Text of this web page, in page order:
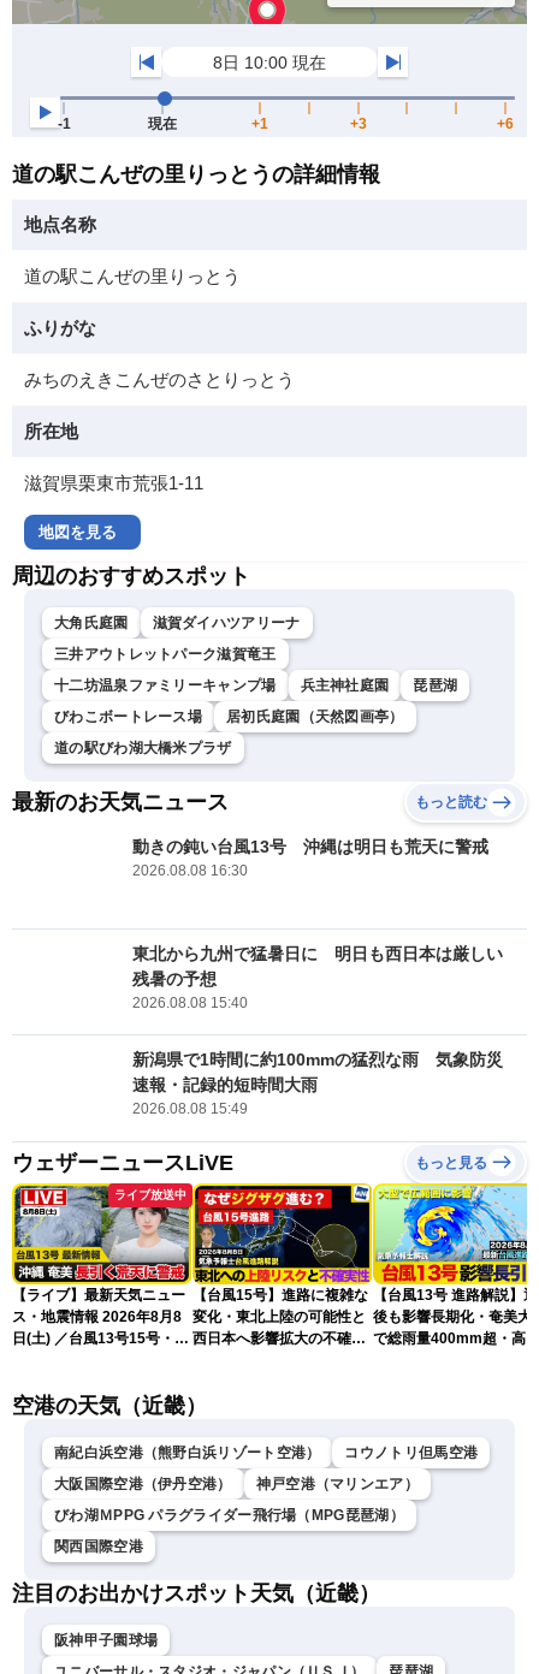
道の駅こんぜの里りっとうの詳細情報
地点名称
道の駅こんぜの里りっとう
ふりがな
みちのえきこんぜのさとりっとう
所在地
滋賀県栗東市荒張1-11
地図を見る
周辺のおすすめスポット
大角氏庭園
滋賀ダイハツアリーナ
三井アウトレットパーク滋賀竜王
十二坊温泉ファミリーキャンプ場
兵主神社庭園
琵琶湖
びわこボートレース場
居初氏庭園（天然図画亭）
道の駅びわ湖大橋米プラザ
最新のお天気ニュース もっと読む
動きの鈍い台風13号 沖縄は明日も荒天に警戒
2026.08.08 16:30
東北から九州で猛暑日に 明日も西日本は厳しい
残暑の予想
2026.08.08 15:40
新潟県で1時間に約100mmの猛烈な雨 気象防災
速報・記録的短時間大雨
2026.08.08 15:49
ウェザーニュースLiVE もっと見る
ライブ放送中
【ライブ】最新天気ニュー
ス・地震情報 2026年8月8
日(土) ／台風13号15号・ゲ
ニュースLiVEイブニング・
【台風15号】進路に複雑な
変化・東北上陸の可能性と
西日本へ影響拡大の不確実
【台風13号 進路解説】
後も影響長期化・奄美大
で総雨量400mm超・高波
空港の天気（近畿）
南紀白浜空港（熊野白浜リゾート空港）
コウノトリ但馬空港
大阪国際空港（伊丹空港）
神戸空港（マリンエア）
びわ湖ＭPPG パラグライダー飛行場（MPG琵琶湖）
関西国際空港
注目のお出かけスポット天気（近畿）
阪神甲子園球場